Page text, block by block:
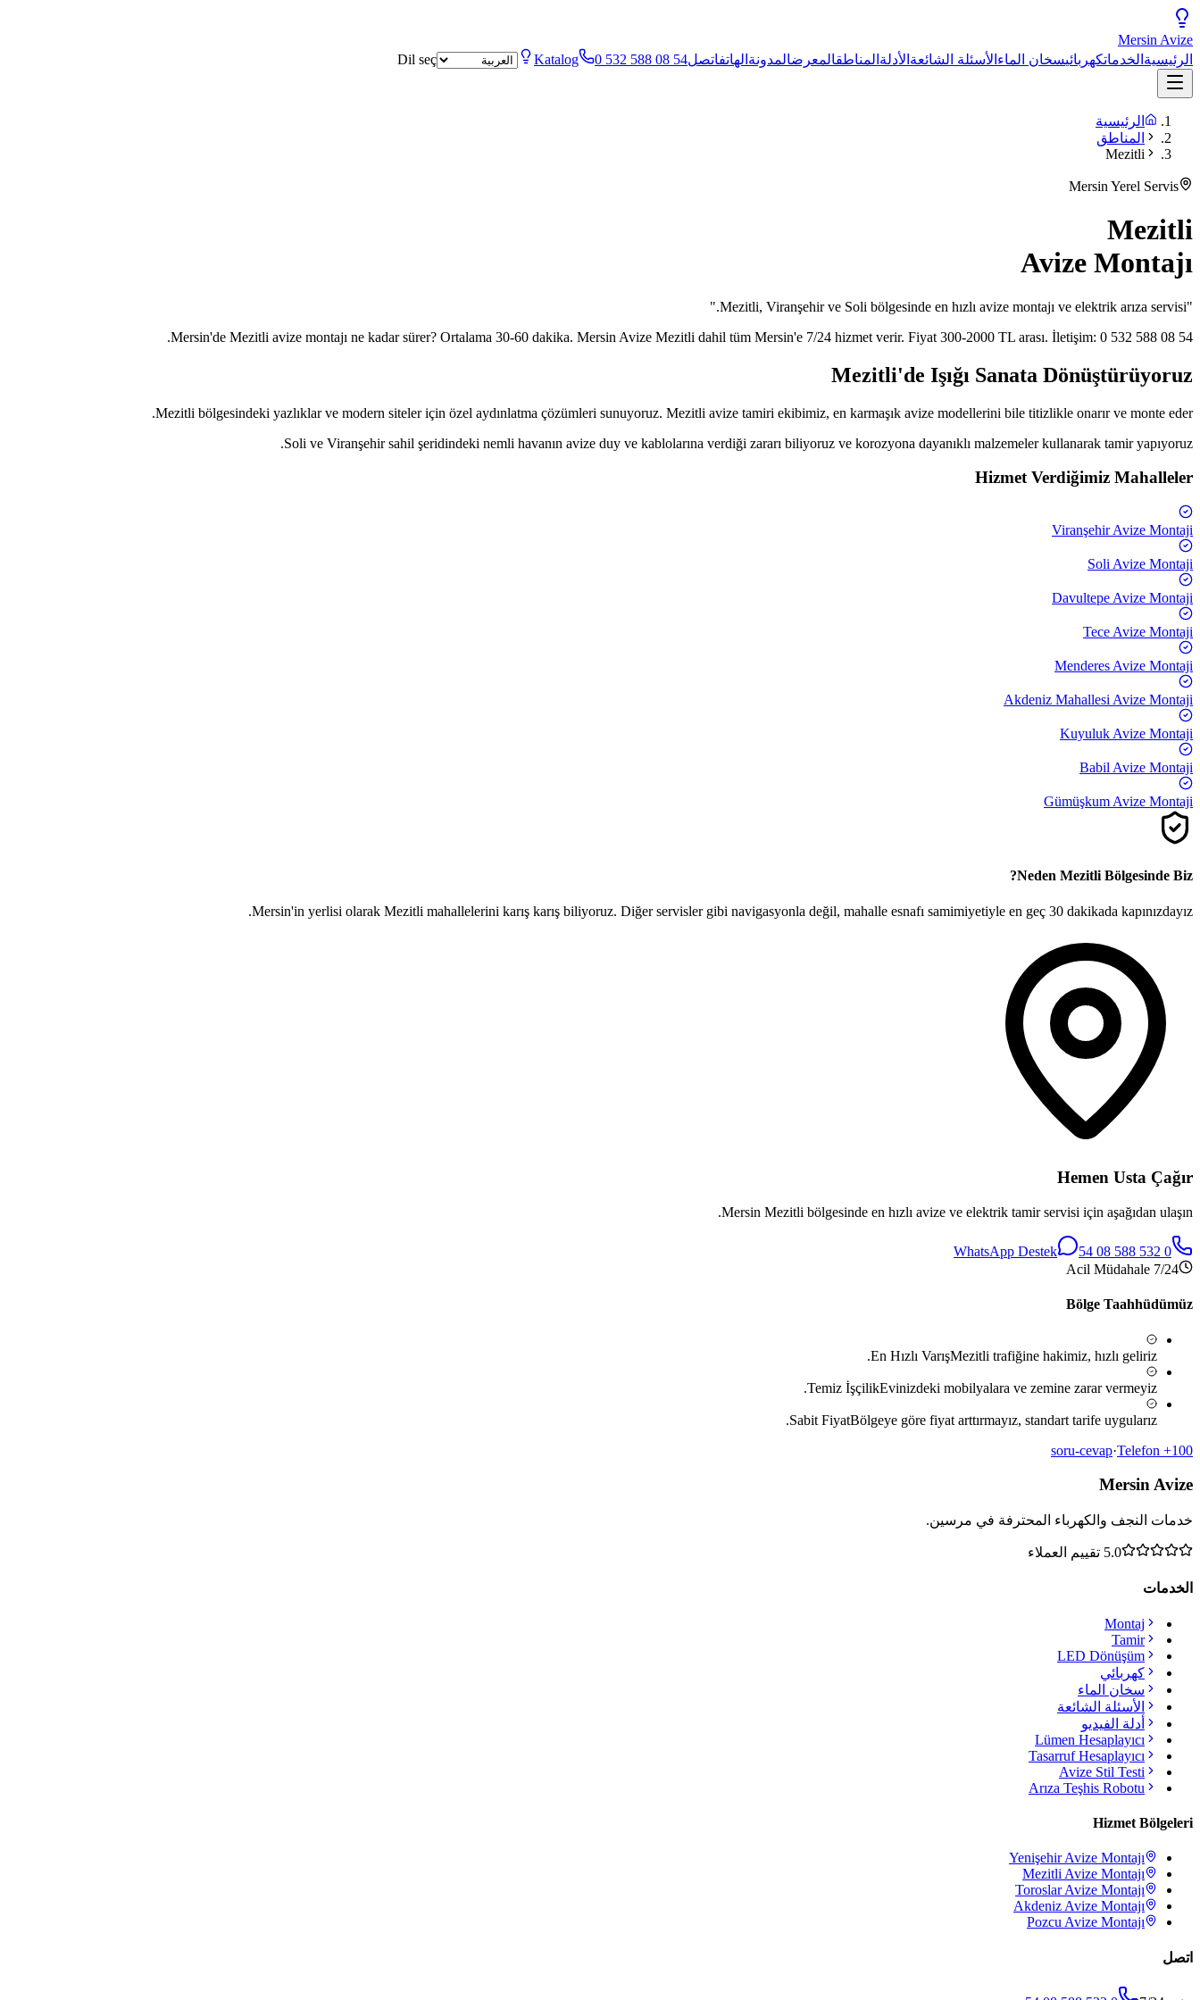
Mersin Avize
الرئيسية الخدماتكهربائيسخان الماء الأسئلة الشائعة الأدلة المناطقالمعرضالمدونة الهاتفاتصل Dil seç Katalog 0 532 588 08 54
الرئيسية
المناطق
Mezitli
Mersin Yerel Servis
Mezitli
Avize Montajı
"
Mezitli, Viranşehir ve Soli bölgesinde en hızlı avize montajı ve elektrik arıza servisi.
"
Mersin'de Mezitli avize montajı ne kadar sürer? Ortalama 30-60 dakika. Mersin Avize Mezitli dahil tüm Mersin'e 7/24 hizmet verir. Fiyat 300-2000 TL arası. İletişim: 0 532 588 08 54.
Mezitli'de Işığı Sanata Dönüştürüyoruz
Mezitli bölgesindeki yazlıklar ve modern siteler için özel aydınlatma çözümleri sunuyoruz. Mezitli avize tamiri ekibimiz, en karmaşık avize modellerini bile titizlikle onarır ve monte eder.
Soli ve Viranşehir sahil şeridindeki nemli havanın avize duy ve kablolarına verdiği zararı biliyoruz ve korozyona dayanıklı malzemeler kullanarak tamir yapıyoruz.
Hizmet Verdiğimiz Mahalleler
ViranşehirAvize Montaji
Soli Avize Montaji
Davultepe Avize Montaji
Tece Avize Montaji
Menderes Avize Montaji
Akdeniz Mahallesi Avize Montaji
Kuyuluk Avize Montaji
Babil Avize Montaji
Gümüşkum Avize Montaji
Neden Mezitli Bölgesinde Biz?
Mersin'in yerlisi olarak Mezitli mahallelerini karış karış biliyoruz. Diğer servisler gibi navigasyonla değil, mahalle esnafı samimiyetiyle en geç 30 dakikada kapınızdayız.
Hemen Usta Çağır
Mersin Mezitli bölgesinde en hızlı avize ve elektrik tamir servisi için aşağıdan ulaşın.
0 532 588 08 54
WhatsApp Destek
7/24 Acil Müdahale
Bölge Taahhüdümüz
En Hızlı VarışMezitli trafiğine hakimiz, hızlı geliriz.
Temiz İşçilikEvinizdeki mobilyalara ve zemine zarar vermeyiz.
Sabit FiyatBölgeye göre fiyat arttırmayız, standart tarife uygularız.
100+ soru-cevap
·Telefon
Mersin Avize
خدمات النجف والكهرباء المحترفة في مرسين.
5.0 تقييم العملاء
الخدمات
Montaj
Tamir
LED Dönüşüm
كهربائي
سخان الماء
الأسئلة الشائعة
أدلة الفيديو
Lümen Hesaplayıcı
Tasarruf Hesaplayıcı
Avize Stil Testi
Arıza Teşhis Robotu
Hizmet Bölgeleri
YenişehirAvize Montajı
Mezitli Avize Montajı
ToroslarAvize Montajı
Akdeniz Avize Montajı
Pozcu Avize Montajı
اتصل